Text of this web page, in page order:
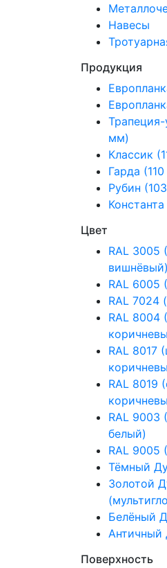
Навесы
Продукция
Трапеция-
мм)
Классик
Гарда
Рубин
Цвет
RAL 3005
вишнёвый)
RAL 6005
RAL 7024
RAL 8004
RAL 8017
RAL 8019
RAL 9003
белый)
RAL 9005
Тёмный
Золотой
Белёный
Античный
Поверхность